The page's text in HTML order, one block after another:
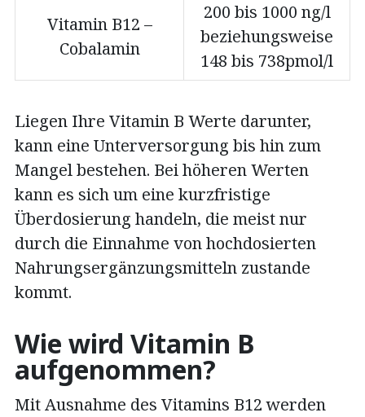
Vitamin B12 –
Cobalamin
200 bis 1000 ng/l
beziehungsweise
148 bis 738pmol/l
Liegen Ihre Vitamin B Werte darunter,
kann eine Unterversorgung bis hin zum
Mangel bestehen. Bei höheren Werten
kann es sich um eine kurzfristige
Überdosierung handeln, die meist nur
durch die Einnahme von hochdosierten
Nahrungsergänzungsmitteln zustande
kommt.
Wie wird Vitamin B
aufgenommen?
Mit Ausnahme des Vitamins B12 werden